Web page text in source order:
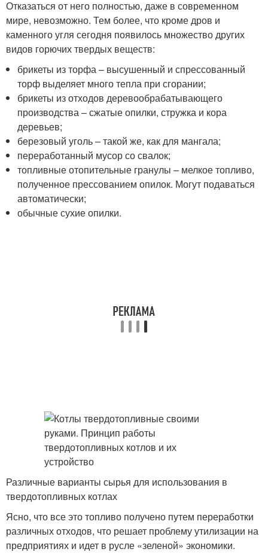
Отказаться от него полностью, даже в современном
мире, невозможно. Тем более, что кроме дров и
каменного угля сегодня появилось множество других
видов горючих твердых веществ:
брикеты из торфа – высушенный и спрессованный
торф выделяет много тепла при сгорании;
брикеты из отходов деревообрабатывающего
производства – сжатые опилки, стружка и кора
деревьев;
березовый уголь – такой же, как для мангала;
переработанный мусор со свалок;
топливные отопительные гранулы – мелкое топливо,
полученное прессованием опилок. Могут подаваться
автоматически;
обычные сухие опилки.
Различные варианты сырья для использования в
твердотопливных котлах
Ясно, что все это топливо получено путем переработки
различных отходов, что решает проблему утилизации на
предприятиях и идет в русле «зеленой» экономики.